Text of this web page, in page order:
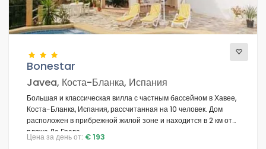
Bonestar
Javea, Коста-Бланка, Испания
Большая и классическая вилла с частным бассейном в Хавее,
Коста-Бланка, Испания, рассчитанная на 10 человек. Дом
расположен в прибрежной жилой зоне и находится в 2 км от
пляжа Ла Грава.
Цена за день от: € 193